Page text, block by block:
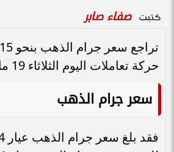
كتبت صفاء صابر
حركة تعاملات اليوم الثلاثاء 19 مايو 2026
سعر جرام الذهب